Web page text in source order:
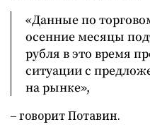
«Данные по
осенние месяцы
рубля в это время
ситуации с
на рынке»,
– говорит Потавин.